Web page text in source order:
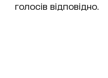
голосів відповідно.